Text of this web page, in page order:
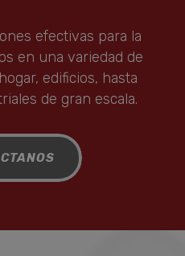
efectivas para la
en una variedad de
edificios, hasta
de gran escala.